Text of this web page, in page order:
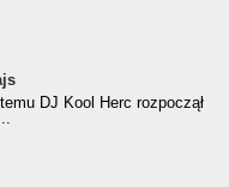
Roku
DJ Kool Herc rozpoczął